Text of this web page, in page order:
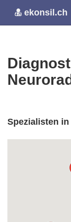
ekonsil.ch
Spezialisten